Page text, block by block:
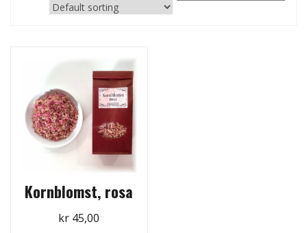
Kornblomst, rosa
kr 45,00